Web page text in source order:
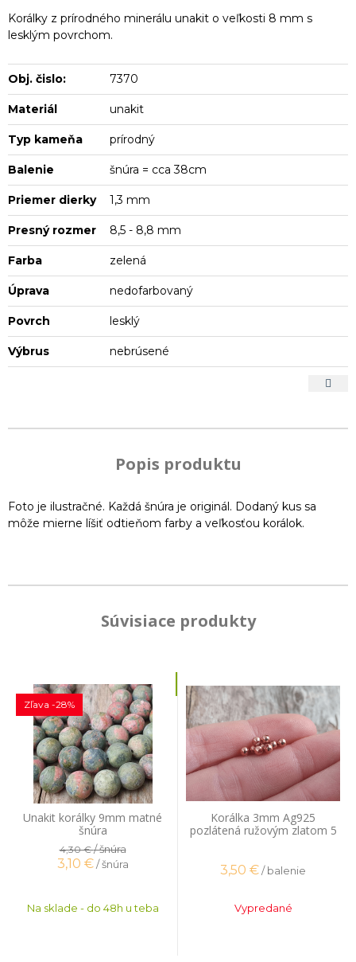
Korálky z prírodného minerálu unakit o veľkosti 8 mm s
lesklým povrchom.
Obj. čislo: 7370
Materiál unakit
Typ kameňa prírodný
Balenie šnúra = cca 38cm
Priemer dierky 1,3 mm
Presný rozmer 8,5 - 8,8 mm
Farba zelená
Úprava nedofarbovaný
Povrch lesklý
Výbrus nebrúsené
Popis produktu
Foto je ilustračné. Každá šnúra je originál. Dodaný kus sa
môže mierne líšiť odtieňom farby a veľkosťou korálok.
Súvisiace produkty
Unakit korálky 9mm matné
šnúra
Zľava -28%
4,30 €/ šnúra
3,10 € / šnúra
Na sklade - do 48h u teba
Korálka 3mm Ag925
pozlátená ružovým zlatom 5
3,50 €/ balenie
Vypredané